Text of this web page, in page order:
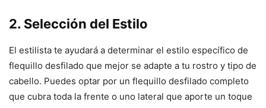
2. Selección del Estilo
El estilista te ayudará a determinar el estilo específico de
flequillo desfilado que mejor se adapte a tu rostro y tipo de
cabello. Puedes optar por un flequillo desfilado completo
que cubra toda la frente o uno lateral que aporte un toque